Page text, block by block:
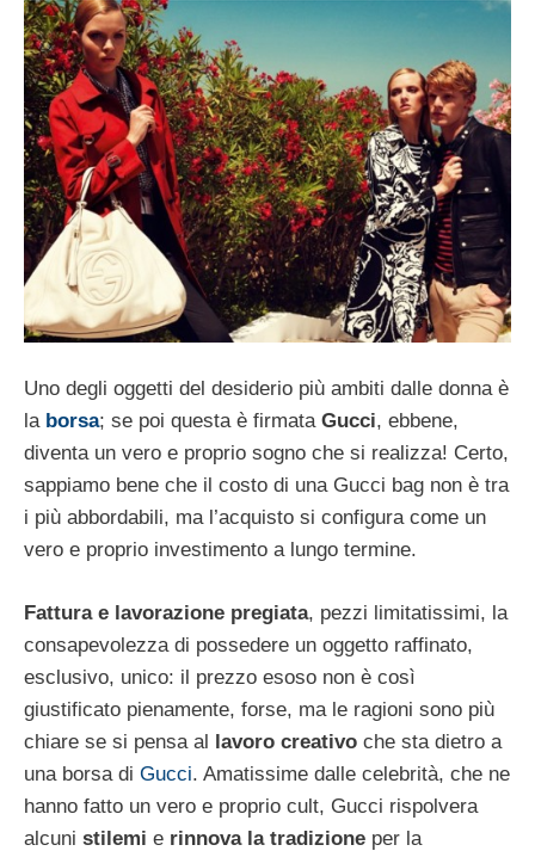
Uno degli oggetti del desiderio più ambiti dalle donna è
la borsa; se poi questa è firmata Gucci, ebbene,
diventa un vero e proprio sogno che si realizza! Certo,
sappiamo bene che il costo di una Gucci bag non è tra
i più abbordabili, ma l’acquisto si configura come un
vero e proprio investimento a lungo termine.
Fattura e lavorazione pregiata, pezzi limitatissimi, la
consapevolezza di possedere un oggetto raffinato,
esclusivo, unico: il prezzo esoso non è così
giustificato pienamente, forse, ma le ragioni sono più
chiare se si pensa al lavoro creativo che sta dietro a
una borsa di Gucci. Amatissime dalle celebrità, che ne
hanno fatto un vero e proprio cult, Gucci rispolvera
alcuni stilemi e rinnova la tradizione per la